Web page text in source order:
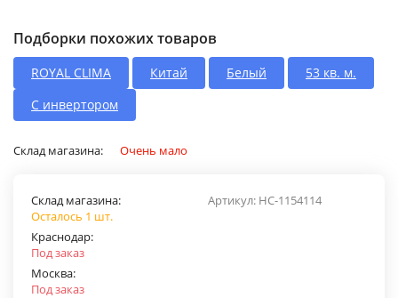
Подборки похожих товаров
ROYAL CLIMA Китай Белый
53 кв. м.
С инвертором
Склад магазина: Очень мало
Артикул: НС-1154114
Склад магазина:
Осталось 1 шт.
Краснодар:
Под заказ
Москва:
Под заказ